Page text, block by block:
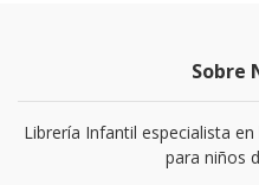
Sobre
Librería Infantil especialista
para niños